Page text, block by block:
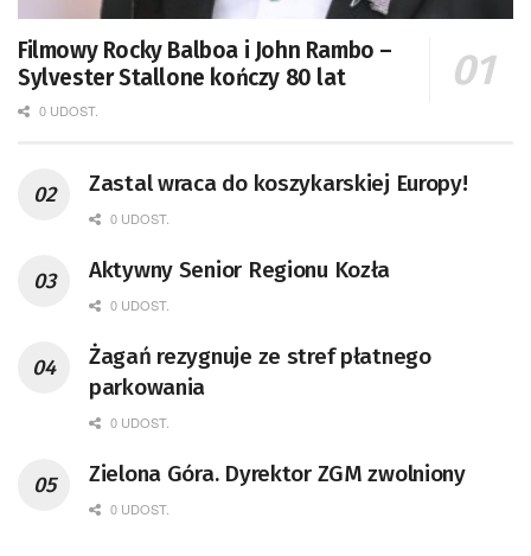
Filmowy Rocky Balboa i John Rambo –
Sylvester Stallone kończy 80 lat
0 UDOST.
Zastal wraca do koszykarskiej Europy!
0 UDOST.
Aktywny Senior Regionu Kozła
0 UDOST.
Żagań rezygnuje ze stref płatnego
parkowania
0 UDOST.
Zielona Góra. Dyrektor ZGM zwolniony
0 UDOST.